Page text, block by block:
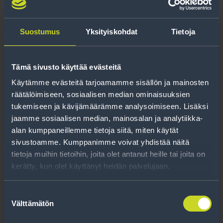
Suostumus Yksityiskohdat Tietoja
Tämä sivusto käyttää evästeitä
Käytämme evästeitä tarjoamamme sisällön ja mainosten
räätälöimiseen, sosiaalisen median ominaisuuksien
tukemiseen ja kävijämäärämme analysoimiseen. Lisäksi
jaamme sosiaalisen median, mainosalan ja analytiikka-
alan kumppaneillemme tietoja siitä, miten käytät
sivustoamme. Kumppanimme voivat yhdistää näitä
tietoja muihin tietoihin, joita olet antanut heille tai joita on
kerätty, kun olet käyttänyt heidän palvelujaan.
valinta
Välttämätön
235/55R19 NOKIAN TYRES Hakka
Black 3 SUV 105 W XL
235 / 55 R19
C
A 71 db
812 €/ sarja
872 €/ vanteille asennettuna
902 €/ autoon asennettuna